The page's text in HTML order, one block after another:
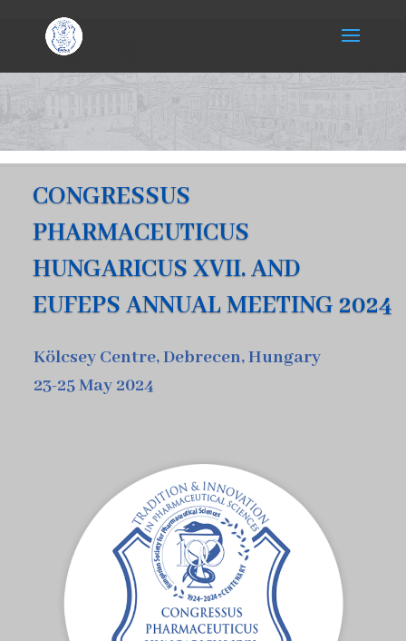
CONGRESSUS
PHARMACEUTICUS
HUNGARICUS XVII. AND
EUFEPS ANNUAL MEETING 2024
Kölcsey Centre, Debrecen, Hungary
23-25 May 2024